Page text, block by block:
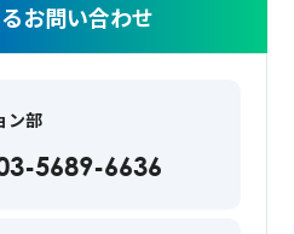
お問い合わせ
ン部
5689-6636